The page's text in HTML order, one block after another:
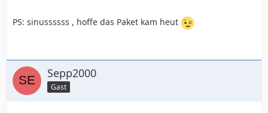
PS: sinussssss , hoffe das Paket kam heut
Sepp2000
Gast